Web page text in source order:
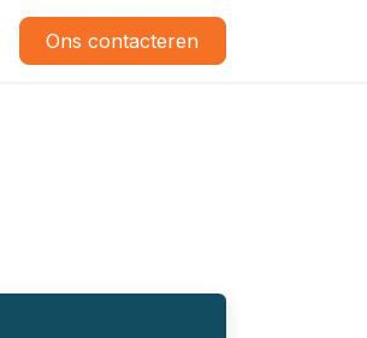
Ons contacteren